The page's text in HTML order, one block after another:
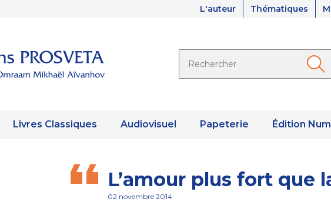
L'auteur Thématiques
Livres Classiques Audiovisuel Papeterie Édition
L’amour plus fort que
02 novembre 2014